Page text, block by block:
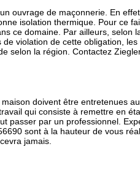
ouvrage de maçonnerie. En
isolation thermique. Pour ce
ce domaine. Par ailleurs, selon
violation de cette obligation,
selon la région. Contactez
doivent être entretenues
qui consiste à remettre en
passer par un professionnel.
sont à la hauteur de vous
jamais.